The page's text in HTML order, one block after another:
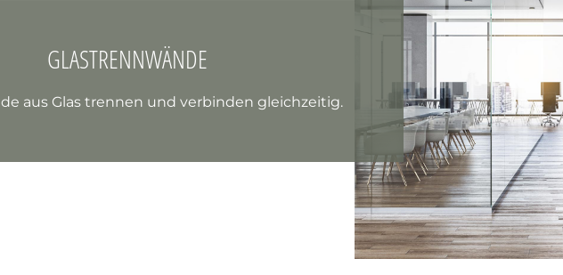
GLASTRENNWÄNDE
aus Glas trennen und verbinden gleichzeitig.